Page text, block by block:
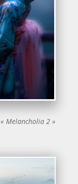
« Melancholia 2 »